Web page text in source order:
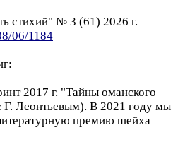
стихий" № 3 (61) 2026 г.
06/1184
2017 г. "Тайны оманского
Г. Леонтьевым). В 2021 году мы
премию шейха